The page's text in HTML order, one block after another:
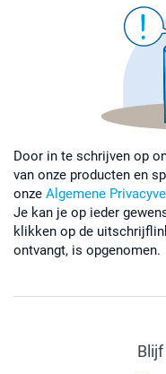
Door in te schrijven op
van onze producten en
onze Algemene
Je kan je op ieder
klikken op de
ontvangt, is opgenomen.